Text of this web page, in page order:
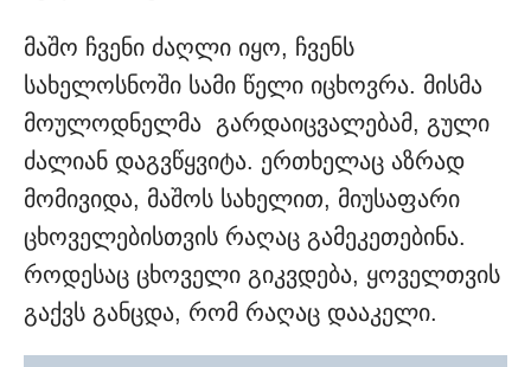
მაშო ჩვენი ძაღლი იყო, ჩვენს
სახელოსნოში სამი წელი იცხოვრა. მისმა
მოულოდნელმა გარდაიცვალებამ, გული
ძალიან დაგვწყვიტა. ერთხელაც აზრად
მომივიდა, მაშოს სახელით, მიუსაფარი
ცხოველებისთვის რაღაც გამეკეთებინა.
როდესაც ცხოველი გიკვდება, ყოველთვის
გაქვს განცდა, რომ რაღაც დააკელი.